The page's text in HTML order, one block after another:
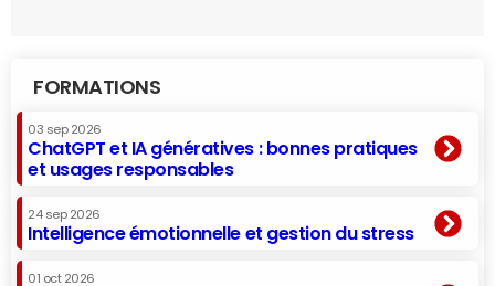
FORMATIONS
03 sep 2026
ChatGPT et IA génératives : bonnes pratiques
et usages responsables
24 sep 2026
Intelligence émotionnelle et gestion du stress
01 oct 2026